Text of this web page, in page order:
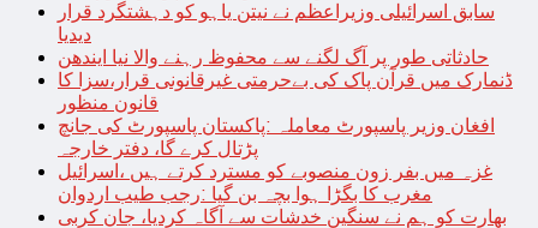
سابق اسرائیلی وزیراعظم نے نیتن یاہو کو دہشتگرد قرار
دیدیا
حادثاتی طور پر آگ لگنے سے محفوظ رہنے والا نیا ایندھن
ڈنمارک میں قرآن پاک کی بےحرمتی غیرقانونی قرار،سزا کا
قانون منظور
افغان وزیر پاسپورٹ معاملہ :پاکستان پاسپورٹ کی جانچ
پڑتال کرے گا، دفتر خارجہ
غزہ میں بفر زون منصوبے کو مسترد کرتے ہیں ،اسرائیل
مغرب کا بگڑا ہوا بچہ بن گیا :رجب طیب اردوان
بھارت کو ہم نے سنگین خدشات سے آگاہ کردیا، جان کربی